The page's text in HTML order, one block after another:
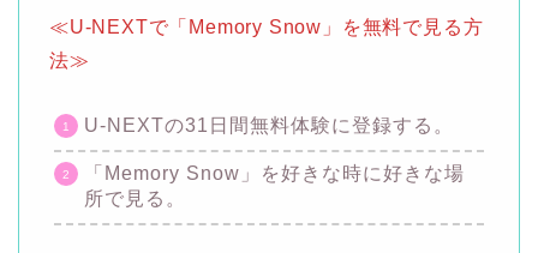
≪U-NEXTで「Memory Snow」を無料で見る方
法≫
U-NEXTの31日間無料体験に登録する。
「Memory Snow」を好きな時に好きな場
所で見る。